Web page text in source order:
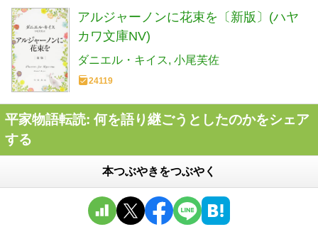
アルジャーノンに花束を〔新版〕(ハヤ
カワ文庫NV)
ダニエル・キイス 小尾芙佐
24119
平家物語転読: 何を語り継ごうとしたのかをシェア
する
本つぶやきをつぶやく